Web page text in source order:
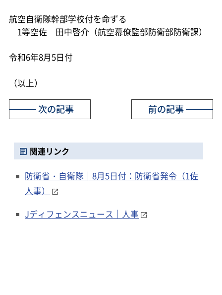
航空自衛隊幹部学校付を命ずる
1等空佐 田中啓介（航空幕僚監部防衛部防衛課）
令和6年8月5日付
（以上）
前の記事
次の記事
関連リンク
防衛省・自衛隊｜8月5日付：防衛省発令（1佐
人事）
Jディフェンスニュース｜人事